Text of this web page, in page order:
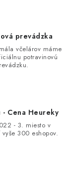
prevádzka
včelárov máme
potravinovú
- Cena Heureky
- 3. miesto v
300 eshopov.